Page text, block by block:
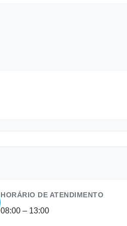
HORÁRIO DE ATENDIMENTO
08:00 – 13:00